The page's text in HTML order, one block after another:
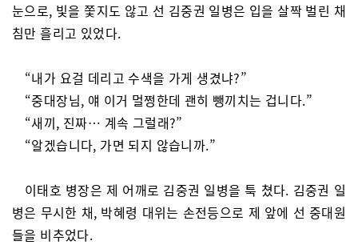
눈으로, 빛을 쫓지도 않고 선 김중권 일병은 입을 살짝 벌린 채
침만 흘리고 있었다.
“내가 요걸 데리고 수색을 가게 생겼냐?”
“중대장님, 얘 이거 멀쩡한데 괜히 뺑끼치는 겁니다.”
“새끼, 진짜… 계속 그럴래?”
“알겠습니다, 가면 되지 않습니까.”
이태호 병장은 제 어깨로 김중권 일병을 툭 쳤다. 김중권 일
병은 무시한 채, 박혜령 대위는 손전등으로 제 앞에 선 중대원
들을 비추었다.